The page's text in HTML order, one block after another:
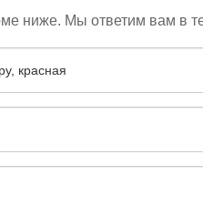
ниже. Мы ответим вам в